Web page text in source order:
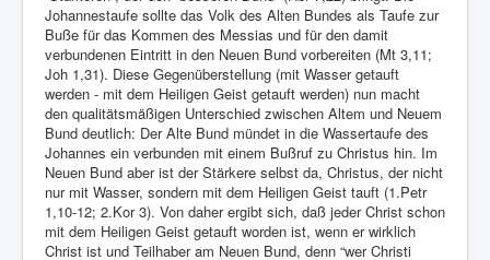
Johannestaufe sollte das Volk des Alten Bundes als Taufe zur
Buße für das Kommen des Messias und für den damit
verbundenen Eintritt in den Neuen Bund vorbereiten (Mt 3,11;
Joh 1,31). Diese Gegenüberstellung (mit Wasser getauft
werden - mit dem Heiligen Geist getauft werden) nun macht
den qualitätsmäßigen Unterschied zwischen Altem und Neuem
Bund deutlich: Der Alte Bund mündet in die Wassertaufe des
Johannes ein verbunden mit einem Bußruf zu Christus hin. Im
Neuen Bund aber ist der Stärkere selbst da, Christus, der nicht
nur mit Wasser, sondern mit dem Heiligen Geist tauft (1.Petr
1,10-12; 2.Kor 3). Von daher ergibt sich, daß jeder Christ schon
mit dem Heiligen Geist getauft worden ist, wenn er wirklich
Christ ist und Teilhaber am Neuen Bund, denn “wer Christi